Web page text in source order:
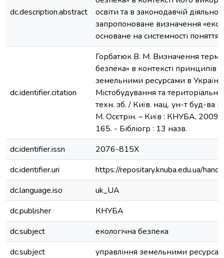
dc.description.abstract
освіти та в законодавчій
запропоноване визначення
основане на системності поняття.
dc.identifier.citation
Горбатюк В. М. Визначення
безпека» в контексті принципів
земельними ресурсами в
Містобудування та
техн. зб. / Київ. нац. ун-т буд-ва і
М. Осєтрін. – Київ : КНУБА, 2009.
165. - Бібліогр : 13 назв.
dc.identifier.issn
2076-815X
dc.identifier.uri
https://repositary.knuba.edu.ua/
dc.language.iso
uk_UA
dc.publisher
КНУБА
dc.subject
екологічна безпека
dc.subject
управління земельними